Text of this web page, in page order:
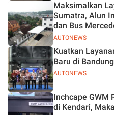
AUTONEWS
Maksimalkan
Sumatra, Alun
dan Bus
AUTONEWS
Kuatkan
Baru di Bandung
Inchcape GWM
di Kendari,